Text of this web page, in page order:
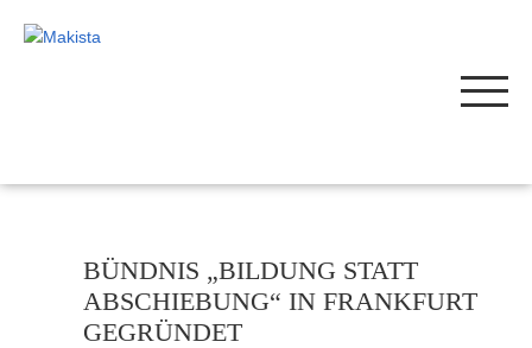
BÜNDNIS „BILDUNG STATT
ABSCHIEBUNG“ IN FRANKFURT
GEGRÜNDET